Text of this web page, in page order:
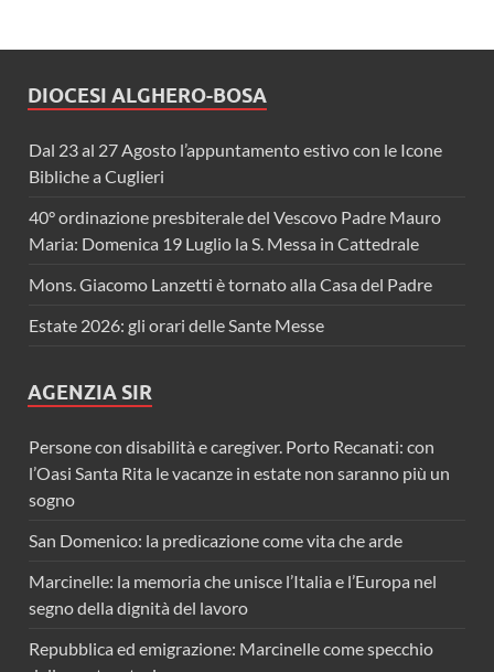
DIOCESI ALGHERO-BOSA
Dal 23 al 27 Agosto l’appuntamento estivo con le Icone
Bibliche a Cuglieri
40° ordinazione presbiterale del Vescovo Padre Mauro
Maria: Domenica 19 Luglio la S. Messa in Cattedrale
Mons. Giacomo Lanzetti è tornato alla Casa del Padre
Estate 2026: gli orari delle Sante Messe
AGENZIA SIR
Persone con disabilità e caregiver. Porto Recanati: con
l’Oasi Santa Rita le vacanze in estate non saranno più un
sogno
San Domenico: la predicazione come vita che arde
Marcinelle: la memoria che unisce l’Italia e l’Europa nel
segno della dignità del lavoro
Repubblica ed emigrazione: Marcinelle come specchio